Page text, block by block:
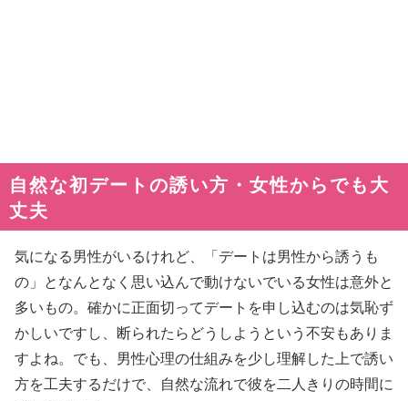
自然な初デートの誘い方・女性からでも大
丈夫
気になる男性がいるけれど、「デートは男性から誘うも
の」となんとなく思い込んで動けないでいる女性は意外と
多いもの。確かに正面切ってデートを申し込むのは気恥ず
かしいですし、断られたらどうしようという不安もありま
すよね。でも、男性心理の仕組みを少し理解した上で誘い
方を工夫するだけで、自然な流れで彼を二人きりの時間に